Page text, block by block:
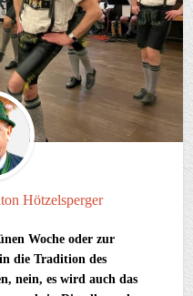
Hötzelsperger
Woche oder zur
die Tradition des
nein, es wird auch das